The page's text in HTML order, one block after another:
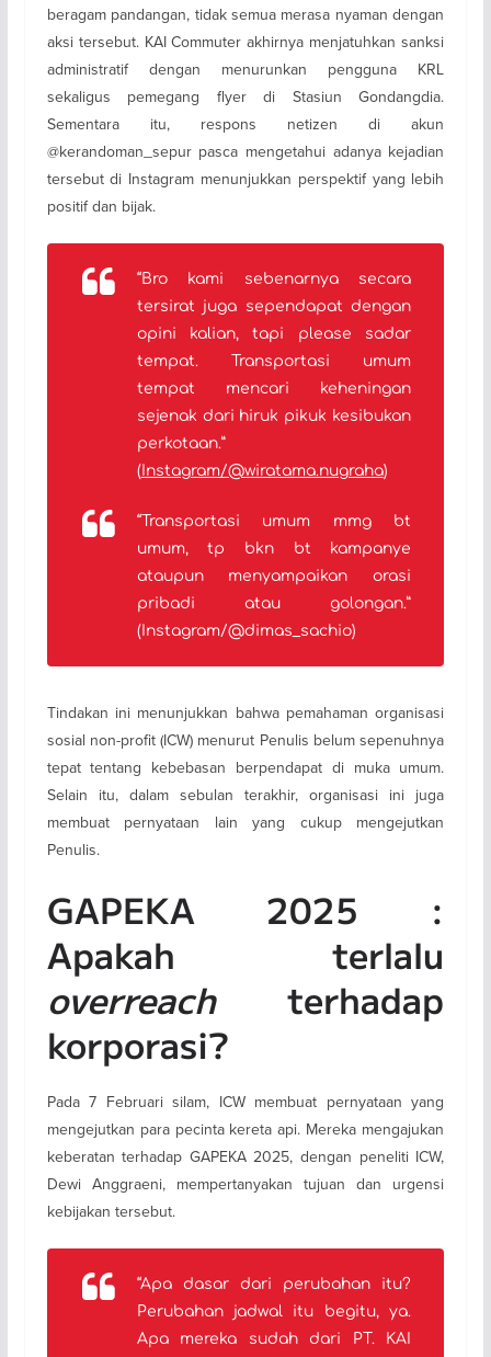
beragam pandangan, tidak semua merasa nyaman dengan
aksi tersebut. KAI Commuter akhirnya menjatuhkan sanksi
administratif dengan menurunkan pengguna KRL
sekaligus pemegang flyer di Stasiun Gondangdia.
Sementara itu, respons netizen di akun
@kerandoman_sepur pasca mengetahui adanya kejadian
tersebut di Instagram menunjukkan perspektif yang lebih
positif dan bijak.
“Bro kami sebenarnya secara
tersirat juga sependapat dengan
opini kalian, tapi please sadar
tempat. Transportasi umum
tempat mencari keheningan
sejenak dari hiruk pikuk kesibukan
perkotaan.”
( Instagram/@wiratama.nugraha)
“Transportasi umum mmg bt
umum, tp bkn bt kampanye
ataupun menyampaikan orasi
pribadi atau golongan.”
(Instagram/@dimas_sachio)
Tindakan ini menunjukkan bahwa pemahaman organisasi
sosial non-profit (ICW) menurut Penulis belum sepenuhnya
tepat tentang kebebasan berpendapat di muka umum.
Selain itu, dalam sebulan terakhir, organisasi ini juga
membuat pernyataan lain yang cukup mengejutkan
Penulis.
GAPEKA 2025 :
Apakah terlalu
overreachterhadap
korporasi?
Pada 7 Februari silam, ICW membuat pernyataan yang
mengejutkan para pecinta kereta api. Mereka mengajukan
keberatan terhadap GAPEKA 2025, dengan peneliti ICW,
Dewi Anggraeni, mempertanyakan tujuan dan urgensi
kebijakan tersebut.
“Apa dasar dari perubahan itu?
Perubahan jadwal itu begitu, ya.
Apa mereka sudah dari PT. KAI